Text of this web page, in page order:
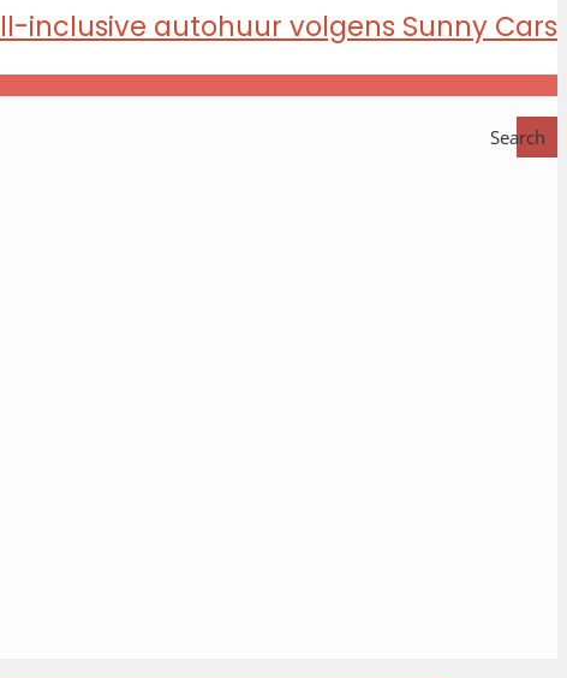
Search